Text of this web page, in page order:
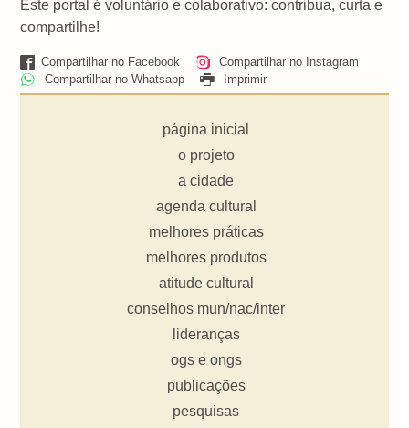
Este portal é voluntário e colaborativo: contribua, curta e
compartilhe!
Compartilhar no Facebook
Compartilhar no Instagram
Compartilhar no Whatsapp
Imprimir
página inicial
o projeto
a cidade
agenda cultural
melhores práticas
melhores produtos
atitude cultural
conselhos mun/nac/inter
lideranças
ogs e ongs
publicações
pesquisas